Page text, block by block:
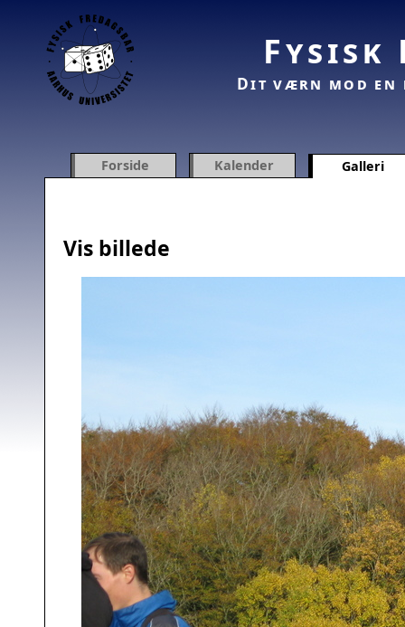
Fysisk
Dit værn mod
Forside Kalender Galleri
Vis billede